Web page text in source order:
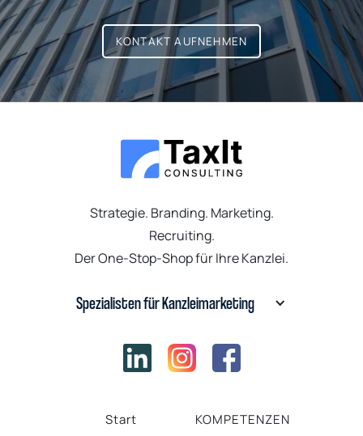
KONTAKT AUFNEHMEN
Strategie. Branding. Marketing.
Recruiting.
Der One-Stop-Shop für Ihre Kanzlei.
Spezialisten für Kanzleimarketing
Start KOMPETENZEN